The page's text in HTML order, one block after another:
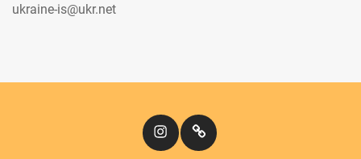
ukraine-is@ukr.net
InstagramКіномандри